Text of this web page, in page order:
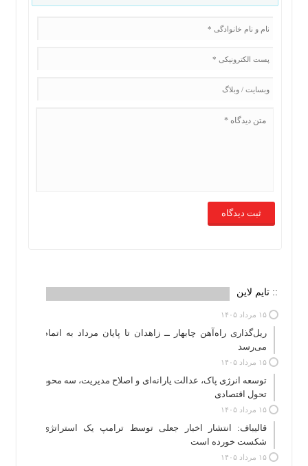
:: تایم لاین
۱۵ مرداد ۱۴۰۵
ریل‌گذاری راه‌آهن چابهار ــ زاهدان تا پایان مرداد به اتمام
می‌رسد
۱۵ مرداد ۱۴۰۵
توسعه انرژی پاک، عدالت یارانه‌ای و اصلاح مدیریت، سه محور
تحول اقتصادی
۱۵ مرداد ۱۴۰۵
قالیباف: انتشار اخبار جعلی توسط ترامپ یک استراتژی
شکست خورده است
۱۵ مرداد ۱۴۰۵